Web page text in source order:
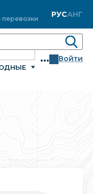
РУСАНГ
... Войти